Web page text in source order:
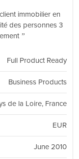
immobilier en
des personnes 3
Full Product Ready
Business Products
de la Loire, France
EUR
June 2010